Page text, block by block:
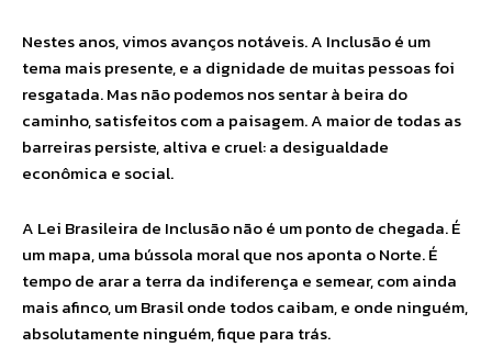
Nestes anos, vimos avanços notáveis. A Inclusão é um
tema mais presente, e a dignidade de muitas pessoas foi
resgatada. Mas não podemos nos sentar à beira do
caminho, satisfeitos com a paisagem. A maior de todas as
barreiras persiste, altiva e cruel: a desigualdade
econômica e social.
A Lei Brasileira de Inclusão não é um ponto de chegada. É
um mapa, uma bússola moral que nos aponta o Norte. É
tempo de arar a terra da indiferença e semear, com ainda
mais afinco, um Brasil onde todos caibam, e onde ninguém,
absolutamente ninguém, fique para trás.